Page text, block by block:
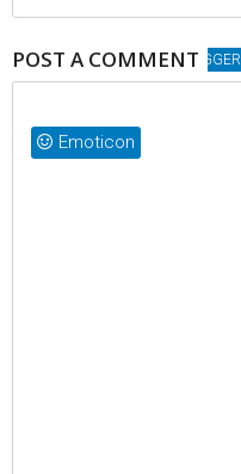
POST A COMMENTBLOGGER
Emoticon